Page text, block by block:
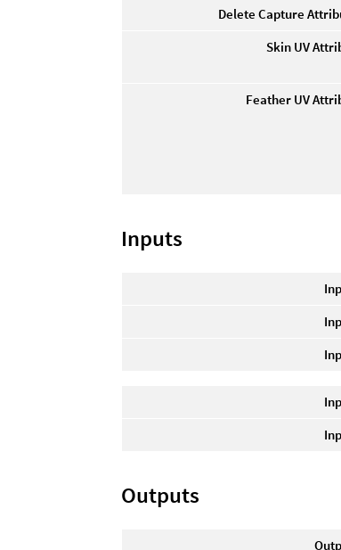
Delete Capture
Skin UV
Feather UV
Inputs
Outputs